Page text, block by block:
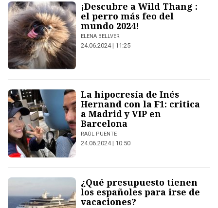
¡Descubre a Wild Thang :
el perro más feo del
mundo 2024!
ELENA BELLVER
24.06.2024 | 11:25
La hipocresía de Inés
Hernand con la F1: critica
a Madrid y VIP en
Barcelona
RAÚL PUENTE
24.06.2024 | 10:50
¿Qué presupuesto tienen
los españoles para irse de
vacaciones?